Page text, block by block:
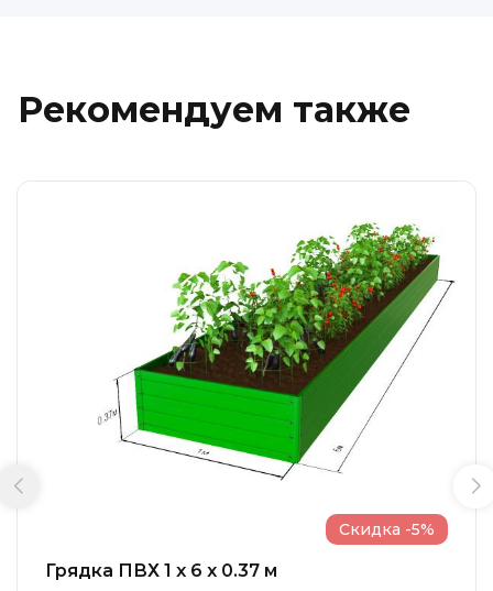
Рекомендуем также
Грядка ПВХ 1 x 6 x 0.37 м
Скидка -5%